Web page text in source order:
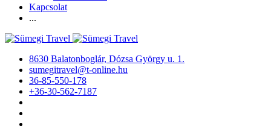
Kapcsolat
...
8630 Balatonboglár, Dózsa György u. 1.
sumegitravel@t-online.hu
36-85-550-178
+36-30-562-7187